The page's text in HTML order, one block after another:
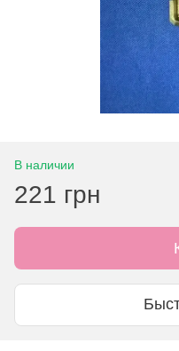
В наличии
221 грн